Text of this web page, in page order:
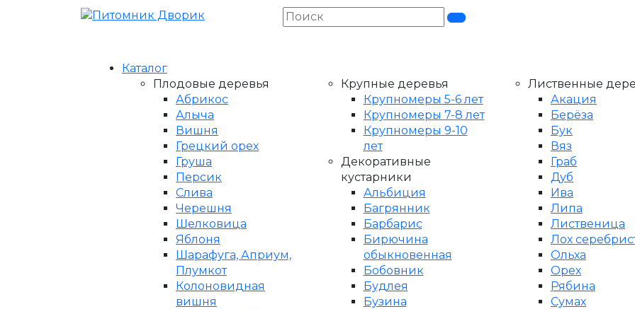
Каталог
Плодовые деревья
Абрикос
Алыча
Вишня
Грецкий орех
Груша
Персик
Слива
Черешня
Шелковица
Яблоня
Шарафуга, Априум,
Плумкот
Колоновидная
вишня
Крупные деревья
Крупномеры 5-6 лет
Крупномеры 7-8 лет
Крупномеры 9-10
лет
Декоративные
кустарники
Альбиция
Багрянник
Барбарис
Бирючина
обыкновенная
Бобовник
Будлея
Бузина
Лиственные
Акация
Берёза
Бук
Вяз
Граб
Дуб
Ива
Липа
Лиственица
Лох
Ольха
Орех
Рябина
Сумах